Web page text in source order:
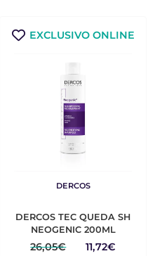
EXCLUSIVO ONLINE
DERCOS
DERCOS TEC QUEDA SH
NEOGENIC 200ML
26,05€ 11,72€